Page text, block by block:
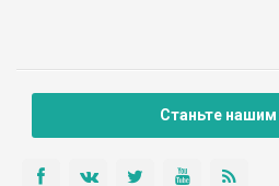
Васіліуце. Одна із старих […]
Станьте